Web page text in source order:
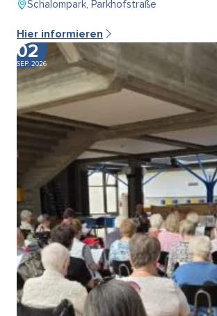
Schalompark, Parkhofstraße
Hier informieren
02
SEP. 2026